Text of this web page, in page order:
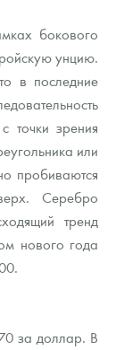
бокового
унцию.
в последние
точки зрения
или
пробиваются
Серебро
тренд
нового года
за доллар. В